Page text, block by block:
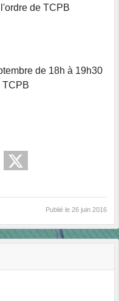
de TCPB
de 18h à 19h30
TCPB
Publié le 26 juin 2016